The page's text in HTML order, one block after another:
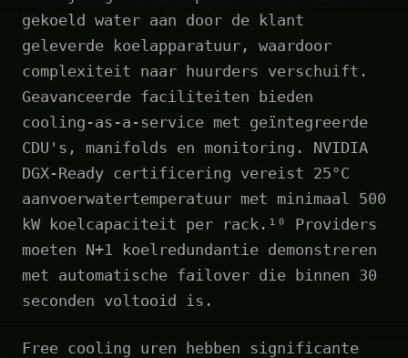
gekoeld water aan door de klant
geleverde koelapparatuur, waardoor
complexiteit naar huurders verschuift.
Geavanceerde faciliteiten bieden
cooling-as-a-service met geïntegreerde
CDU's, manifolds en monitoring. NVIDIA
DGX-Ready certificering vereist 25°C
aanvoerwatertemperatuur met minimaal 500
kW koelcapaciteit per rack.¹⁰ Providers
moeten N+1 koelredundantie demonstreren
met automatische failover die binnen 30
seconden voltooid is.
Free cooling uren hebben significante